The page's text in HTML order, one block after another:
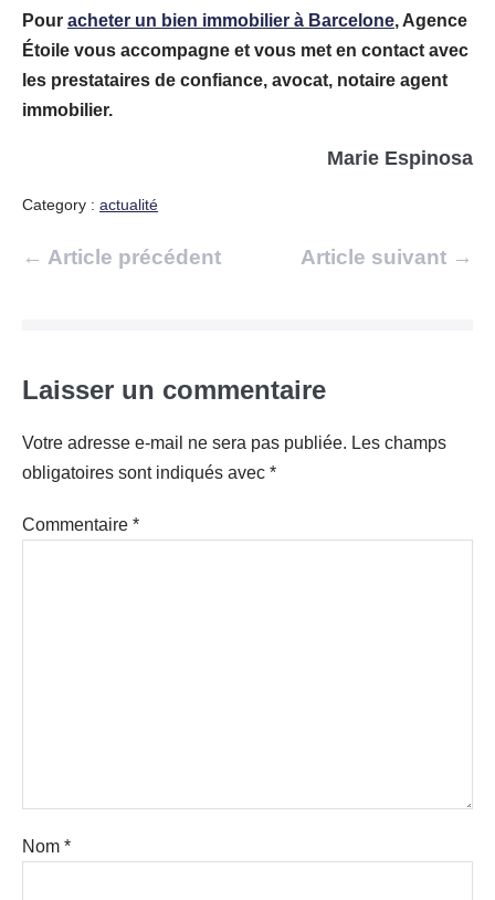
Pour acheter un bien immobilier à Barcelone, Agence
Étoile vous accompagne et vous met en contact avec
les prestataires de confiance, avocat, notaire agent
immobilier.
Marie Espinosa
Category : actualité
Navigation
← Article précédent Article suivant →
Laisser un commentaire
Votre adresse e-mail ne sera pas publiée. Les champs
obligatoires sont indiqués avec *
Commentaire *
Nom *